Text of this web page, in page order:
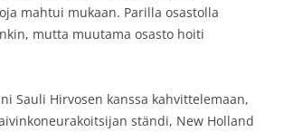
mahtui mukaan. Parilla osastolla
mutta muutama osasto hoiti
Sauli Hirvosen kanssa kahvittelemaan,
ständi, New Holland